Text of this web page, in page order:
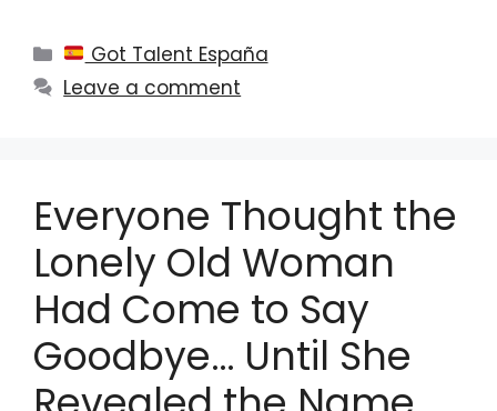
Categories
Got Talent España
Leave a comment
Everyone Thought the
Lonely Old Woman
Had Come to Say
Goodbye… Until She